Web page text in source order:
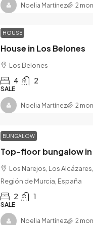
Noelia Martínez 2
HOUSE
House in Los Belones
Los Belones
4 2
SALE
Noelia Martínez 2
BUNGALOW
Top-floor bungalow in
Los Narejos, Los
Región de Murcia, España
2 1
SALE
Noelia Martínez 2